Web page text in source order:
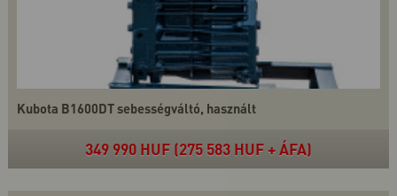
Kubota B1600DT sebességváltó, használt
349 990 HUF (275 583 HUF + ÁFA)